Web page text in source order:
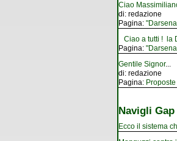
Ciao
di: redazione
Pagina:
Ciao a tutti ! la
Pagina:
Gentile Signor...
di: redazione
Pagina:
Navigli Gap
Ecco il sistema